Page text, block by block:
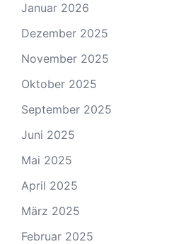
Januar 2026
Dezember 2025
November 2025
Oktober 2025
September 2025
Juni 2025
Mai 2025
April 2025
März 2025
Februar 2025